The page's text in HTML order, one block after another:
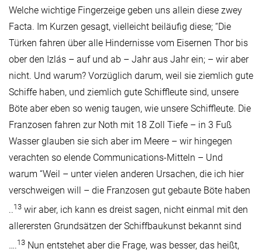
Welche wichtige Fingerzeige geben uns allein diese zwey
Facta. Im Kurzen gesagt, vielleicht beiläufig diese; “Die
Türken fahren über alle Hindernisse vom Eisernen Thor bis
ober den Izlás – auf und ab – Jahr aus Jahr ein; – wir aber
nicht. Und warum? Vorzüglich darum, weil sie ziemlich gute
Schiffe haben, und ziemlich gute Schiffleute sind, unsere
Böte aber eben so wenig taugen, wie unsere Schiffleute. Die
Franzosen fahren zur Noth mit 18 Zoll Tiefe – in 3 Fuß
Wasser glauben sie sich aber im Meere – wir hingegen
verachten so elende Communications-Mitteln – Und
warum “Weil – unter vielen anderen Ursachen, die ich hier
verschweigen will – die Franzosen gut gebaute Böte haben
..13 wir aber, ich kann es dreist sagen, nicht einmal mit den
allerersten Grundsätzen der Schiffbaukunst bekannt sind
….13 Nun entstehet aber die Frage, was besser, das heißt,